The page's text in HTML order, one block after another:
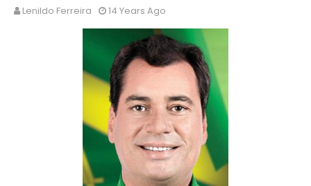
Lenildo Ferreira 14 Years Ago